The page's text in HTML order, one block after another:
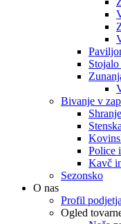
Bivanje v
Police
Kavč
Sezonsko
O nas
Profil podjetja
Ogled